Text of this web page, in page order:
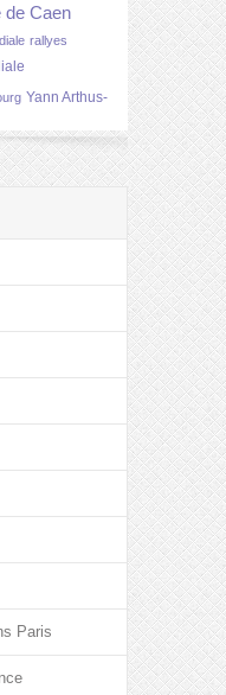
de Caen
rallyes
Yann Arthus-
Paris